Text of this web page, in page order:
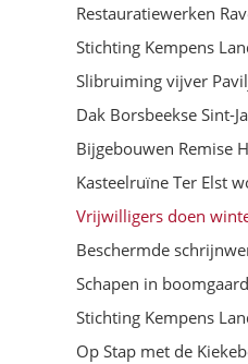
Restauratiewerken
Stichting Kempens
Slibruiming vijver
Dak Borsbeekse Sint-
Bijgebouwen Remise
Kasteelruïne Ter Elst
Vrijwilligers doen
Beschermde
Schapen in
Stichting Kempens
Op Stap met de